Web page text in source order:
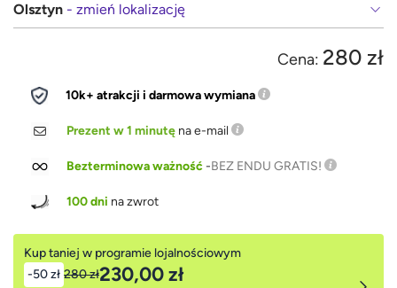
Olsztyn - zmień lokalizację
Cena: 280 zł
10k+ atrakcji i darmowa wymiana
Prezent w 1 minutę na e-mail
Bezterminowa ważność-BEZ ENDU GRATIS!
100 dni na zwrot
Kup taniej w programie lojalnościowym
-50 zł 280 zł230,00 zł